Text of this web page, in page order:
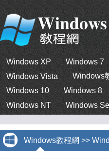
Windows XP Windows 7
Windows Vista
Windows
Windows 10
Windows 8
Windows NT
Windows
Windows教程網 >>